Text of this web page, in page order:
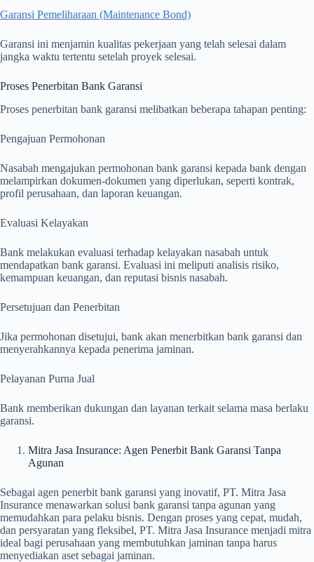
Garansi Pemeliharaan (Maintenance Bond)
Garansi ini menjamin kualitas pekerjaan yang telah selesai dalam
jangka waktu tertentu setelah proyek selesai.
Proses Penerbitan Bank Garansi
Proses penerbitan bank garansi melibatkan beberapa tahapan penting:
Pengajuan Permohonan
Nasabah mengajukan permohonan bank garansi kepada bank dengan
melampirkan dokumen-dokumen yang diperlukan, seperti kontrak,
profil perusahaan, dan laporan keuangan.
Evaluasi Kelayakan
Bank melakukan evaluasi terhadap kelayakan nasabah untuk
mendapatkan bank garansi. Evaluasi ini meliputi analisis risiko,
kemampuan keuangan, dan reputasi bisnis nasabah.
Persetujuan dan Penerbitan
Jika permohonan disetujui, bank akan menerbitkan bank garansi dan
menyerahkannya kepada penerima jaminan.
Pelayanan Purna Jual
Bank memberikan dukungan dan layanan terkait selama masa berlaku
garansi.
Mitra Jasa Insurance: Agen Penerbit Bank Garansi Tanpa
Agunan
Sebagai agen penerbit bank garansi yang inovatif, PT. Mitra Jasa
Insurance menawarkan solusi bank garansi tanpa agunan yang
memudahkan para pelaku bisnis. Dengan proses yang cepat, mudah,
dan persyaratan yang fleksibel, PT. Mitra Jasa Insurance menjadi mitra
ideal bagi perusahaan yang membutuhkan jaminan tanpa harus
menyediakan aset sebagai jaminan.